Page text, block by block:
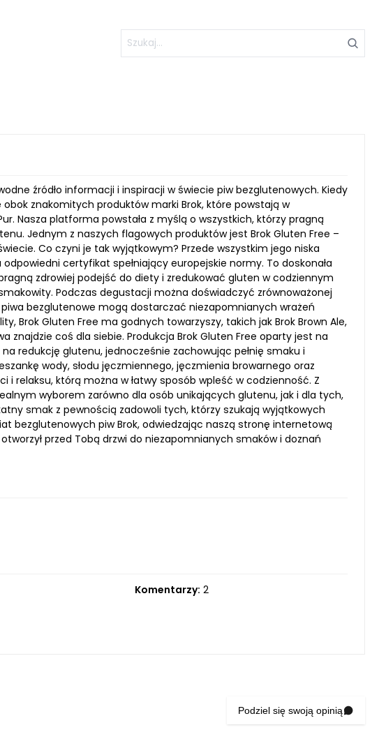
źródło informacji i inspiracji w świecie piw bezglutenowych. Kiedy
znakomitych produktów marki Brok, które powstają w
Nasza platforma powstała z myślą o wszystkich, którzy pragną
Jednym z naszych flagowych produktów jest Brok Gluten Free –
Co czyni je tak wyjątkowym? Przede wszystkim jego niska
certyfikat spełniający europejskie normy. To doskonała
zdrowiej podejść do diety i zredukować gluten w codziennym
Podczas degustacji można doświadczyć zrównoważonej
bezglutenowe mogą dostarczać niezapomnianych wrażeń
Brok Gluten Free ma godnych towarzyszy, takich jak Brok Brown Ale,
znajdzie coś dla siebie. Produkcja Brok Gluten Free oparty jest na
redukcję glutenu, jednocześnie zachowując pełnię smaku i
wody, słodu jęczmiennego, jęczmienia browarnego oraz
relaksu, którą można w łatwy sposób wpleść w codzienność. Z
wyborem zarówno dla osób unikających glutenu, jak i dla tych,
smak z pewnością zadowoli tych, którzy szukają wyjątkowych
bezglutenowych piw Brok, odwiedzając naszą stronę internetową
przed Tobą drzwi do niezapomnianych smaków i doznań
Komentarzy: 2
Podziel się swoją opinią